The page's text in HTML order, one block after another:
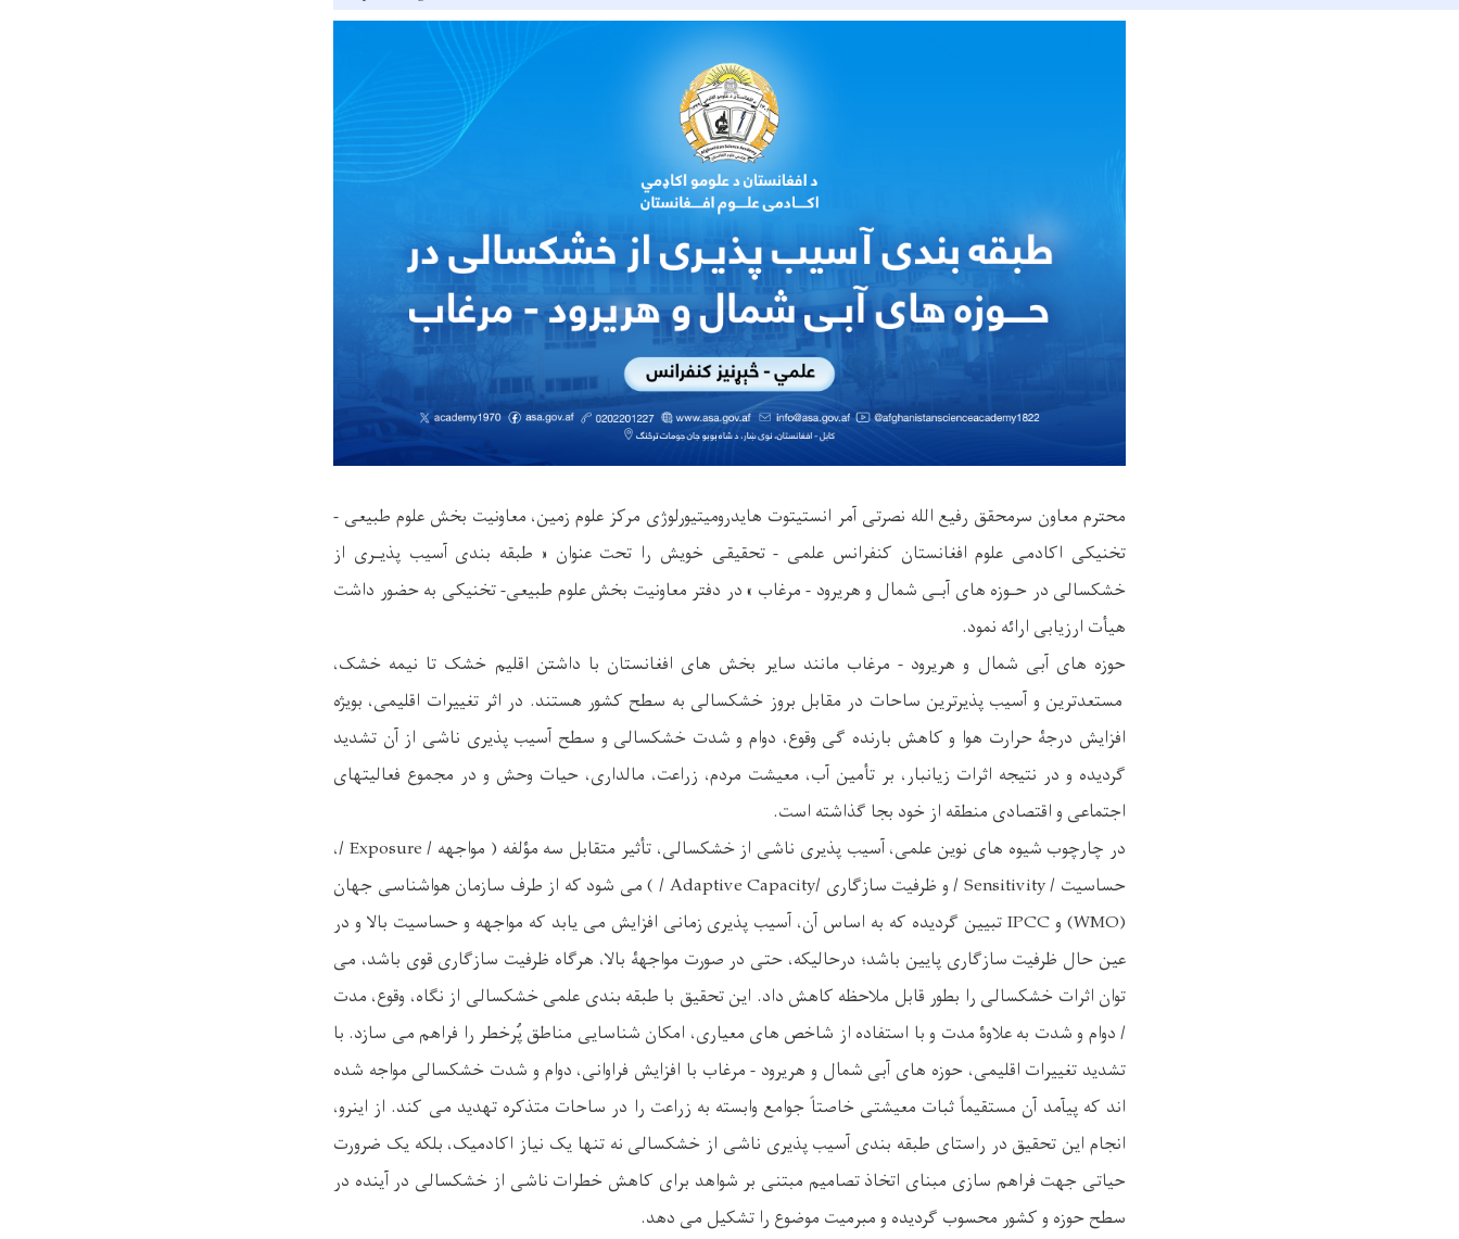
محترم معاون سرمحقق رفیع الله نصرتی آمر انستیتوت هایدرومیتیورلوژی مرکز علوم زمین، معاونیت بخش علوم طبیعی -
تخنیکی اکادمی علوم افغانستان کنفرانس علمی - تحقیقی خویش را تحت عنوان « طبقه بندی آسیب پذیـری از
خشکسالی در حـوزه های آبـی شمال و هریرود - مرغاب » در دفتر معاونیت بخش علوم طبیعی- تخنیکی به حضور داشت
هیأت ارزیابی ارائه نمود.
حوزه های آبی شمال و هریرود - مرغاب مانند سایر بخش های افغانستان با داشتن اقلیم خشک تا نیمه خشک،
مستعدترین و آسیب پذیرترین ساحات در مقابل بروز خشکسالی به سطح کشور هستند. در اثر تغییرات اقلیمی، بویژه
افزایش درجۀ حرارت هوا و کاهش بارنده گی وقوع، دوام و شدت خشکسالی و سطح آسیب پذیری ناشی از آن تشدید
گردیده و در نتیجه اثرات زیانبار، بر تأمین آب، معیشت مردم، زراعت، مالداری، حیات وحش و در مجموع فعالیتهای
اجتماعی و اقتصادی منطقه از خود بجا گذاشته است.
در چارچوب شیوه های نوین علمی، آسیب پذیری ناشی از خشکسالی، تأثیر متقابل سه مؤلفه ( مواجهه / Exposure /،
حساسیت / Sensitivity / و ظرفیت سازگاری /Adaptive Capacity / ) می شود که از طرف سازمان هواشناسی جهان
(WMO) و IPCC تبیین گردیده که به اساس آن، آسیب پذیری زمانی افزایش می یابد که مواجهه و حساسیت بالا و در
عین حال ظرفیت سازگاری پایین باشد؛ درحالیکه، حتی در صورت مواجهۀ بالا، هرگاه ظرفیت سازگاری قوی باشد، می
توان اثرات خشکسالی را بطور قابل ملاحظه کاهش داد. این تحقیق با طبقه بندی علمی خشکسالی از نگاه، وقوع، مدت
/ دوام و شدت به علاوۀ مدت و با استفاده از شاخص های معیاری، امکان شناسایی مناطق پُرخطر را فراهم می سازد. با
تشدید تغییرات اقلیمی، حوزه های آبی شمال و هریرود - مرغاب با افزایش فراوانی، دوام و شدت خشکسالی مواجه شده
اند که پیآمد آن مستقیماً ثبات معیشتی خاصتاً جوامع وابسته به زراعت را در ساحات متذکره تهدید می کند. از اینرو،
انجام این تحقیق در راستای طبقه بندی آسیب پذیری ناشی از خشکسالی نه تنها یک نیاز اکادمیک، بلکه یک ضرورت
حیاتی جهت فراهم سازی مبنای اتخاذ تصامیم مبتنی بر شواهد برای کاهش خطرات ناشی از خشکسالی در آینده در
سطح حوزه و کشور محسوب گردیده و مبرمیت موضوع را تشکیل می دهد.